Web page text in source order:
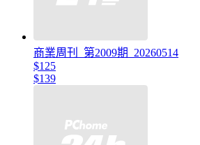
商業周刊_第2009期_20260514
$125
$139